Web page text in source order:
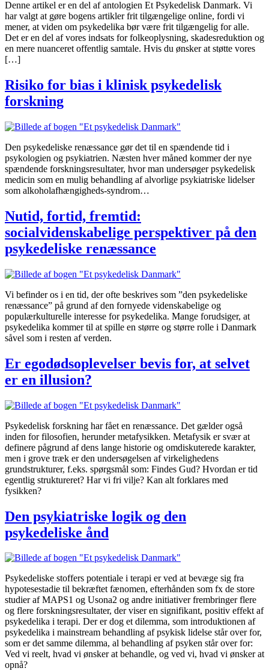
Denne artikel er en del af antologien Et Psykedelisk Danmark. Vi
har valgt at gøre bogens artikler frit tilgængelige online, fordi vi
mener, at viden om psykedelika bør være frit tilgængelig for alle.
Det er en del af vores indsats for folkeoplysning, skadesreduktion og
en mere nuanceret offentlig samtale. Hvis du ønsker at støtte vores
[…]
Risiko for bias i klinisk psykedelisk
forskning
Den psykedeliske renæssance gør det til en spændende tid i
psykologien og psykiatrien. Næsten hver måned kommer der nye
spændende forskningsresultater, hvor man undersøger psykedelisk
medicin som en mulig behandling af alvorlige psykiatriske lidelser
som alkoholafhængigheds-syndrom…
Nutid, fortid, fremtid:
socialvidenskabelige perspektiver på den
psykedeliske renæssance
Vi befinder os i en tid, der ofte beskrives som ”den psykedeliske
renæssance” på grund af den fornyede videnskabelige og
populærkulturelle interesse for psykedelika. Mange forudsiger, at
psykedelika kommer til at spille en større og større rolle i Danmark
såvel som i resten af verden.
Er egodødsoplevelser bevis for, at selvet
er en illusion?
Psykedelisk forskning har fået en renæssance. Det gælder også
inden for filosofien, herunder metafysikken. Metafysik er svær at
definere pågrund af dens lange historie og omdiskuterede karakter,
men i grove træk er den undersøgelsen af virkelighedens
grundstrukturer, f.eks. spørgsmål som: Findes Gud? Hvordan er tid
egentlig struktureret? Har vi fri vilje? Kan alt forklares med
fysikken?
Den psykiatriske logik og den
psykedeliske ånd
Psykedeliske stoffers potentiale i terapi er ved at bevæge sig fra
hypotesestadie til bekræftet fænomen, efterhånden som fx de store
studier af MAPS1 og Usona2 og andre initiativer frembringer flere
og flere forskningsresultater, der viser en signifikant, positiv effekt af
psykedelika i terapi. Der er dog et dilemma, som introduktionen af
psykedelika i mainstream behandling af psykisk lidelse står over for,
som er det samme dilemma, al behandling af psyken står over for:
Ved vi reelt, hvad vi ønsker at behandle, og ved vi, hvad vi ønsker at
opnå?